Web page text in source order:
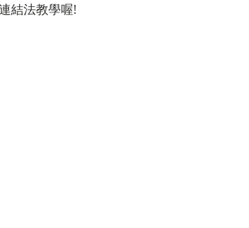
結法教學喔!